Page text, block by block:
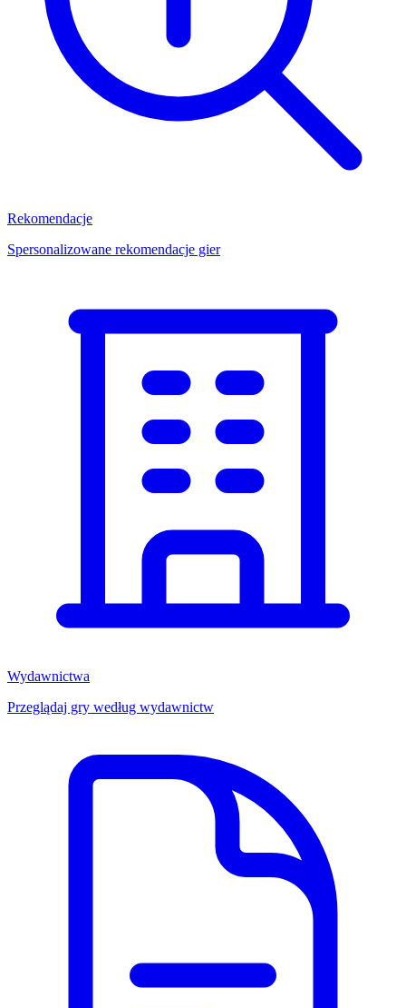
Rekomendacje
Spersonalizowane rekomendacje gier
Wydawnictwa
Przeglądaj gry według wydawnictw